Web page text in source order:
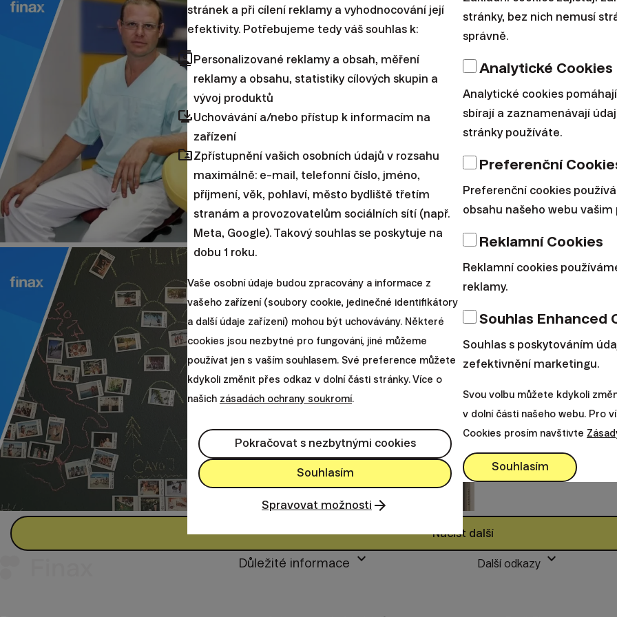
Výsledky Finaxu
MUDr.
klientem
Díky blogům Finaxu pan
toho, mohl jsem vydělat
Tým Finax|10. září 2018
Výsledky Finaxu
Ing. Miroslav
neváhal ani
Pan Duda pracuje jako
však i zkušenosti z
Tým Finax| 20. září 2018
Načíst další
stránek a při cílení reklamy a vyhodnocování její
efektivity. Potřebujeme tedy váš souhlas k:
contactsPersonalizované reklamy a obsah, měření
reklamy a obsahu, statistiky cílových skupin a
vývoj produktů
browser_updatedUchovávání a/nebo přístup k informacím na
zařízení
folder_sharedZpřístupnění vašich osobních údajů v rozsahu
maximálně: e-mail, telefonní číslo, jméno,
příjmení, věk, pohlaví, město bydliště třetím
stranám a provozovatelům sociálních sítí (např.
Meta, Google). Takový souhlas se poskytuje na
dobu 1 roku.
Vaše osobní údaje budou zpracovány a informace z
vašeho zařízení (soubory cookie, jedinečné identifikátory
a další údaje zařízení) mohou být uchovávány. Některé
cookies jsou nezbytné pro fungování, jiné můžeme
používat jen s vaším souhlasem. Své preference můžete
kdykoli změnit přes odkaz v dolní části stránky. Více o
našich zásadách ochrany soukromí.
Pokračovat s nezbytnými cookies
Souhlasím
Spravovat možnosti
stránky, bez nich nemusí
správně.
Analytické Cookies
Analytické cookies
sbírají a zaznamenávají
stránky používáte.
Preferenční
Preferenční cookies
obsahu našeho webu
Reklamní Cookies
Reklamní cookies
reklamy.
Souhlas Enhanced
Souhlas s poskytováním
zefektivnění marketingu.
Svou volbu můžete kdykoli
v dolní části našeho webu. Pro
Cookies prosím navštivte
Souhlasím
Důležité informace keyboard_arrow_down Další odkazy keyboard_arrow_down